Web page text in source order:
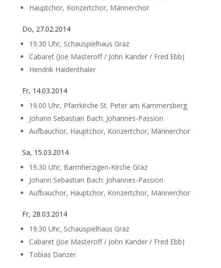
Hauptchor, Konzertchor, Männerchor
Do, 27.02.2014
19.30 Uhr, Schauspielhaus Graz
Cabaret (Joe Masteroff / John Kander / Fred Ebb)
Hendrik Haidenthaler
Fr, 14.03.2014
19.00 Uhr, Pfarrkirche St. Peter am Kammersberg
Johann Sebastian Bach: Johannes-Passion
Aufbauchor, Hauptchor, Konzertchor, Männerchor
Sa, 15.03.2014
19.30 Uhr, Barmherzigen-Kirche Graz
Johann Sebastian Bach: Johannes-Passion
Aufbauchor, Hauptchor, Konzertchor, Männerchor
Fr, 28.03.2014
19.30 Uhr, Schauspielhaus Graz
Cabaret (Joe Masteroff / John Kander / Fred Ebb)
Tobias Danzer